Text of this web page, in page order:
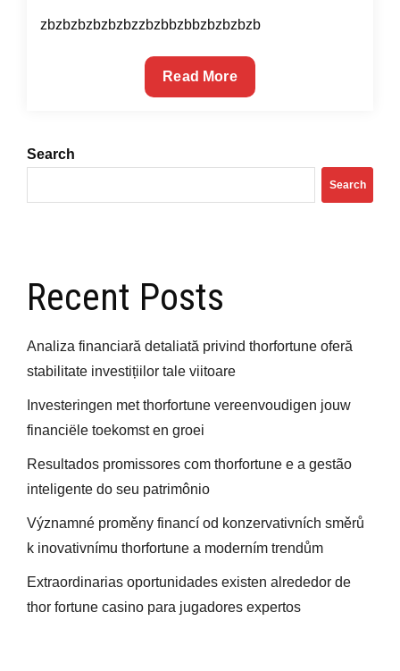
zbzbzbzbzbzbzzbzbbzbbzbzbzbzb
xyz
Read More
Search
Search
Recent Posts
Analiza financiară detaliată privind thorfortune oferă
stabilitate investițiilor tale viitoare
Investeringen met thorfortune vereenvoudigen jouw
financiële toekomst en groei
Resultados promissores com thorfortune e a gestão
inteligente do seu patrimônio
Významné proměny financí od konzervativních směrů
k inovativnímu thorfortune a moderním trendům
Extraordinarias oportunidades existen alrededor de
thor fortune casino para jugadores expertos